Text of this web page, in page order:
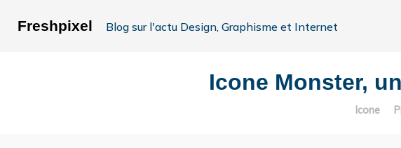
Freshpixel Blog sur l'actu Design, Graphisme et Internet
Icone Monster,
Icone